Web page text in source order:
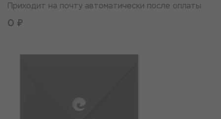
Приходит на почту автоматически после оплаты
0 ₽